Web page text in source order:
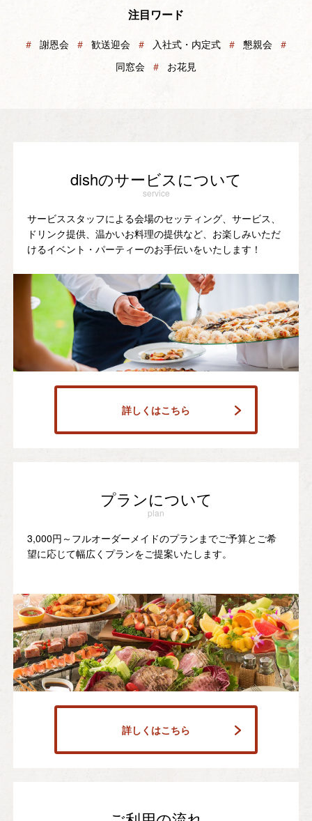
注目ワード
＃ 謝恩会 ＃ 歓送迎会 ＃ 入社式・内定式 ＃ 懇親会 ＃
同窓会 ＃ お花見
dishのサービスについて
service
サービススタッフによる会場のセッティング、サービス、
ドリンク提供、温かいお料理の提供など、お楽しみいただ
けるイベント・パーティーのお手伝いをいたします！
詳しくはこちら
プランについて
plan
3,000円～フルオーダーメイドのプランまでご予算とご希
望に応じて幅広くプランをご提案いたします。
詳しくはこちら